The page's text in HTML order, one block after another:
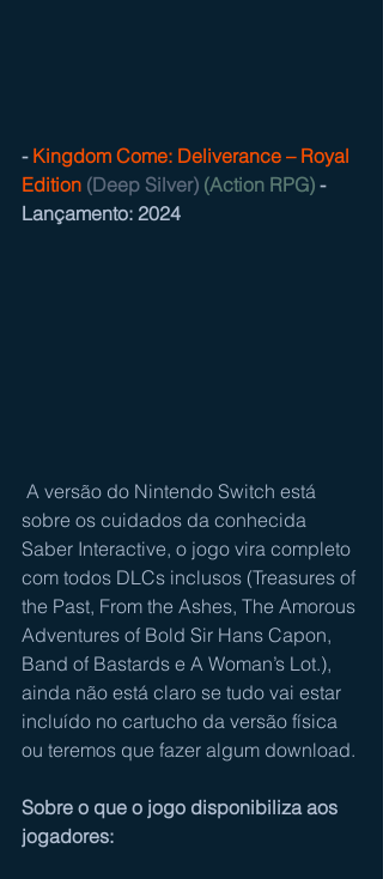
- Kingdom Come: Deliverance – Royal
Edition (Deep Silver) (Action RPG) -
Lançamento: 2024
sobre os cuidados da conhecida
Saber Interactive, o jogo vira completo
com todos DLCs inclusos (Treasures of
the Past, From the Ashes, The Amorous
Adventures of Bold Sir Hans Capon,
Band of Bastards e A Woman’s Lot.),
ainda não está claro se tudo vai estar
incluído no cartucho da versão física
ou teremos que fazer algum download.
Sobre o que o jogo disponibiliza aos
jogadores: